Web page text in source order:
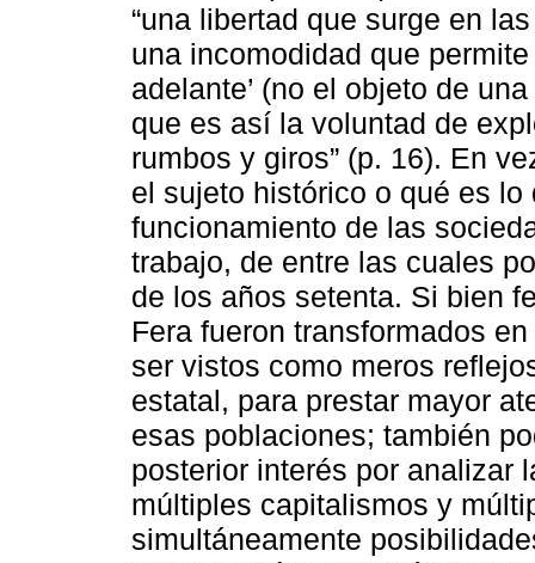
“una libertad que surge en
una incomodidad que
adelante’ (no el objeto de
que es así la voluntad de
rumbos y giros” (p. 16). En
el sujeto histórico o qué es
funcionamiento de las
trabajo, de entre las cuales
de los años setenta. Si bien
Fera fueron transformados
ser vistos como meros
estatal, para prestar mayor
esas poblaciones; también
posterior interés por analizar
múltiples capitalismos y
simultáneamente